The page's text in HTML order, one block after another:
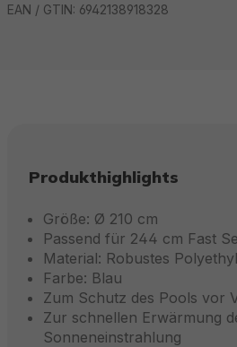
EAN / GTIN: 6942138918328
Produkthighlights
Größe: Ø 210 cm
Passend für 244 cm Fast
Material: Robustes
Farbe: Blau
Zum Schutz des Pools vor
Zur schnellen Erwärmung
Sonneneinstrahlung